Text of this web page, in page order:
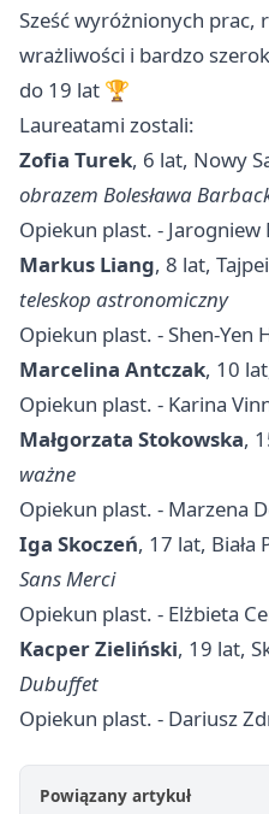
Sześć wyróżnionych prac,
wrażliwości i bardzo
do 19 lat 🏆
Laureatami zostali:
Zofia Turek, 6 lat, Nowy
obrazem Bolesława
Opiekun plast. - Jarogniew
Markus Liang, 8 lat,
teleskop astronomiczny
Opiekun plast. - Shen-Yen
Marcelina Antczak, 10
Opiekun plast. - Karina
Małgorzata Stokowska,
ważne
Opiekun plast. - Marzena
Iga Skoczeń, 17 lat, Biała
Sans Merci
Opiekun plast. - Elżbieta
Kacper Zieliński, 19 lat,
Dubuffet
Opiekun plast. - Dariusz
Powiązany artykuł